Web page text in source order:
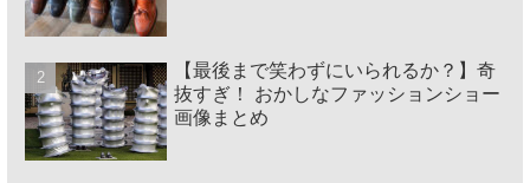
【最後まで笑わずにいられるか？】奇
抜すぎ！ おかしなファッションショー
画像まとめ